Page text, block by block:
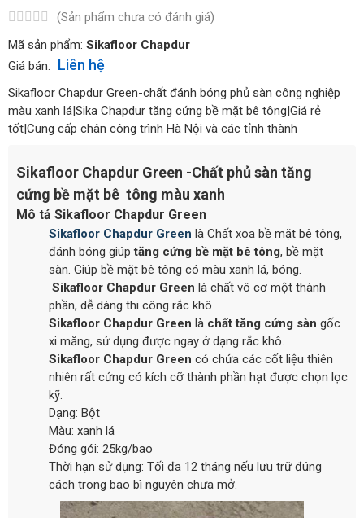
(Sản phẩm chưa có đánh giá)
Mã sản phẩm: Sikafloor Chapdur
Giá bán:
Liên hệ
Sikafloor Chapdur Green-chất đánh bóng phủ sàn công nghiệp
màu xanh lá|Sika Chapdur tăng cứng bề mặt bê tông|Giá rẻ
tốt|Cung cấp chân công trình Hà Nội và các tỉnh thành
Sikafloor Chapdur Green -Chất phủ sàn tăng
cứng bề mặt bê tông màu xanh
Mô tả Sikafloor Chapdur Green
Sikafloor Chapdur Green là Chất xoa bề mặt bê tông,
đánh bóng giúptăng cứng bề mặt bê tông, bề mặt
sàn. Giúp bề mặt bê tông có màu xanh lá, bóng.
Sikafloor Chapdur Green là chất vô cơ một thành
phần, dễ dàng thi công rắc khô
Sikafloor Chapdur Green là chấttăng cứng sàn gốc
xi măng, sử dụng được ngay ở dạng rắc khô.
Sikafloor Chapdur Green có chứa các cốt liệu thiên
nhiên rất cứng có kích cỡ thành phần hạt được chọn lọc
kỹ.
Dạng: Bột
Màu: xanh lá
Đóng gói: 25kg/bao
Thời hạn sử dụng: Tối đa 12 tháng nếu lưu trữ đúng
cách trong bao bì nguyên chưa mở.